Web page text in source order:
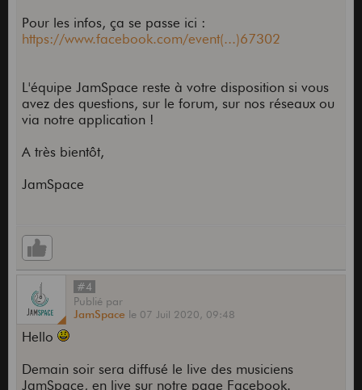
Pour les infos, ça se passe ici :
https://www.facebook.com/event(...)67302
L'équipe JamSpace reste à votre disposition si vous
avez des questions, sur le forum, sur nos réseaux ou
via notre application !
A très bientôt,
JamSpace
#4
Publié par
JamSpace le 07 Juil 2020, 09:48
Hello
Demain soir sera diffusé le live des musiciens
JamSpace, en live sur notre page Facebook.